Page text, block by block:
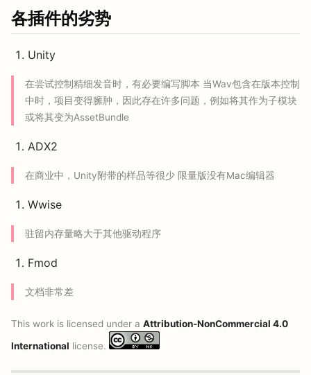
各插件的劣势
Unity
在尝试控制精细发音时，有必要编写脚本 当Wav包含在版本控制
中时，项目变得臃肿，因此存在许多问题，例如将其作为子模块
或将其变为AssetBundle
ADX2
在商业中，Unity附带的样品等很少 限量版没有Mac编辑器
Wwise
驻留内存量略大于其他驱动程序
Fmod
文档非常差
This work is licensed under a Attribution-NonCommercial 4.0
International license.